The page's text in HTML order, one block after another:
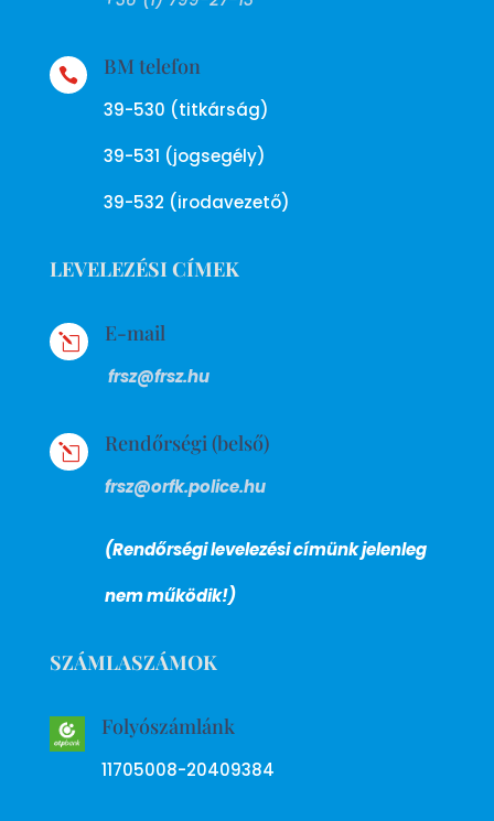
 BM telefon
39-530 (titkárság)
39-531 (jogsegély)
39-532 (irodavezető)
LEVELEZÉSI CÍMEK
l E-mail
frsz@frsz.hu
l Rendőrségi (belső)
frsz@orfk.police.hu
(Rendőrségi levelezési címünk jelenleg
nem működik!)
SZÁMLASZÁMOK
Folyószámlánk
11705008-20409384